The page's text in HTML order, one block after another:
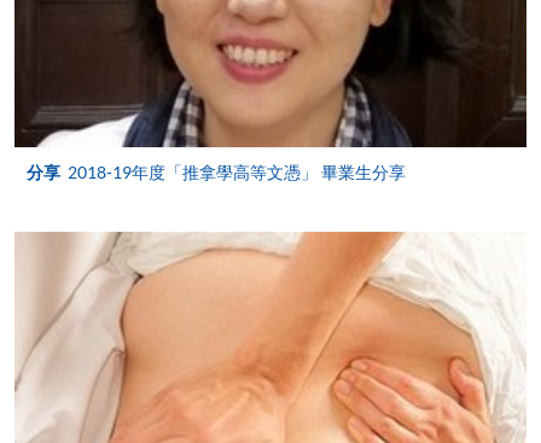
碼，請瀏覽繳費靈網址http://www.ppshk.com
*信用咭網上繳費服務- 申請人可以 VISA 或
Mastercard（包括「香港大學專業進修學院
Mastercard卡」）繳付學費。
月免息分期付款優惠，必須親臨本學院設有報名服務的教
學中心作付款安排。
如欲了解如何於網上報讀新課程及繳費，請瀏覽網上
申請/報讀指南 :
短期課程
分享 2018-19年度「推拿學高等文憑」 畢業生分享